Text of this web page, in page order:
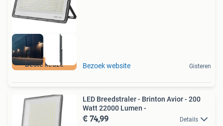
Beste keuze Bezoek website Gisteren
LED Breedstraler - Brinton Avior - 200
Watt 22000 Lumen -
€ 74,99 Details